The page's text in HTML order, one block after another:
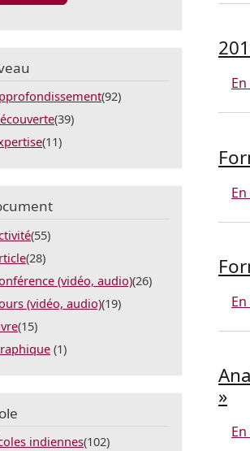
»
(92)
(39)
(11)
(55)
(28)
(vidéo, audio)(26)
(vidéo, audio)(19)
(15)
(1)
indiennes(102)